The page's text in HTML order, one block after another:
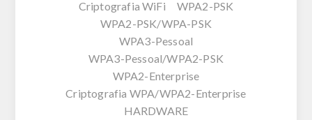
Criptografia WiFi WPA2-PSK
WPA2-PSK/WPA-PSK
WPA3-Pessoal
WPA3-Pessoal/WPA2-PSK
WPA2-Enterprise
Criptografia WPA/WPA2-Enterprise
HARDWARE